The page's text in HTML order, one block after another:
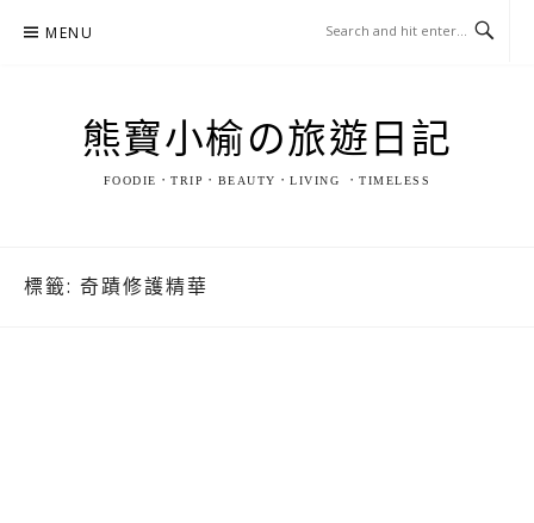
MENU
熊寶小榆の旅遊日記
FOODIE．TRIP．BEAUTY．LIVING ．TIMELESS
標籤: 奇蹟修護精華